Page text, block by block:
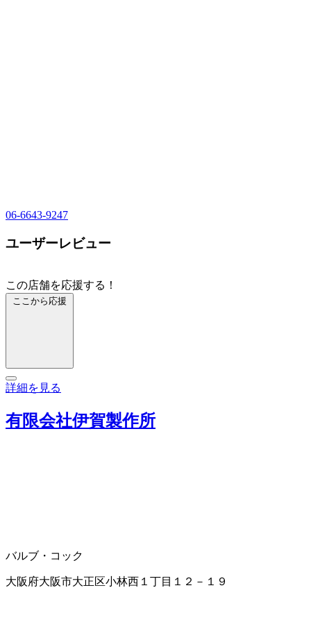
06-6643-9247
ユーザーレビュー
この店舗を応援する！
ここから応援
詳細を見る
有限会社伊賀製作所
バルブ・コック
大阪府大阪市大正区小林西１丁目１２－１９